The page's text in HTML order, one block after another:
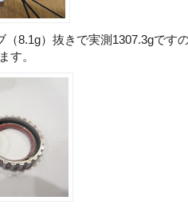
8.1g）抜きで実測1307.3gです
す。